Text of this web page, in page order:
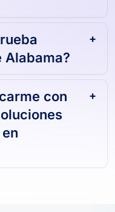
Alabama?
con